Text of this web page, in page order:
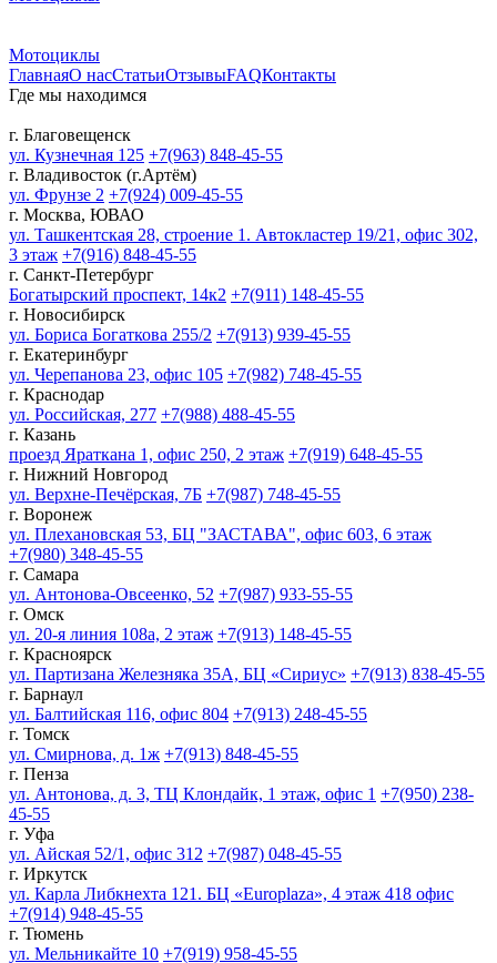
Мотоциклы
ГлавнаяО насСтатьиОтзывыFAQКонтакты
Где мы находимся
г. Благовещенск
ул. Кузнечная 125 +7(963) 848-45-55
г. Владивосток (г.Артём)
ул. Фрунзе 2 +7(924) 009-45-55
г. Москва, ЮВАО
ул. Ташкентская 28, строение 1. Автокластер 19/21, офис 302,
3 этаж +7(916) 848-45-55
г. Санкт-Петербург
Богатырский проспект, 14к2 +7(911) 148-45-55
г. Новосибирск
ул. Бориса Богаткова 255/2 +7(913) 939-45-55
г. Екатеринбург
ул. Черепанова 23, офис 105 +7(982) 748-45-55
г. Краснодар
ул. Российская, 277 +7(988) 488-45-55
г. Казань
проезд Яраткана 1, офис 250, 2 этаж +7(919) 648-45-55
г. Нижний Новгород
ул. Верхне-Печёрская, 7Б +7(987) 748-45-55
г. Воронеж
ул. Плехановская 53, БЦ "ЗАСТАВА", офис 603, 6 этаж
+7(980) 348-45-55
г. Самара
ул. Антонова-Овсеенко, 52 +7(987) 933-55-55
г. Омск
ул. 20-я линия 108а, 2 этаж +7(913) 148-45-55
г. Красноярск
ул. Партизана Железняка 35А, БЦ «Сириус» +7(913) 838-45-55
г. Барнаул
ул. Балтийская 116, офис 804 +7(913) 248-45-55
г. Томск
ул. Смирнова, д. 1ж +7(913) 848-45-55
г. Пенза
ул. Антонова, д. 3, ТЦ Клондайк, 1 этаж, офис 1 +7(950) 238-
45-55
г. Уфа
ул. Айская 52/1, офис 312 +7(987) 048-45-55
г. Иркутск
ул. Карла Либкнехта 121. БЦ «Europlaza», 4 этаж 418 офис
+7(914) 948-45-55
г. Тюмень
ул. Мельникайте 10 +7(919) 958-45-55